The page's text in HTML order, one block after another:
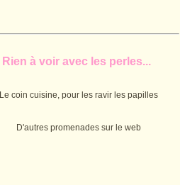
Rien à voir avec les perles...
Le coin cuisine, pour les ravir les papilles
D'autres promenades sur le web